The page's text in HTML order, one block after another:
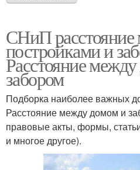
СНиП
постройками и
Расстояние
забором
Подборка наиболее важных
Расстояние между домом и
правовые акты, формы,
и многое другое).